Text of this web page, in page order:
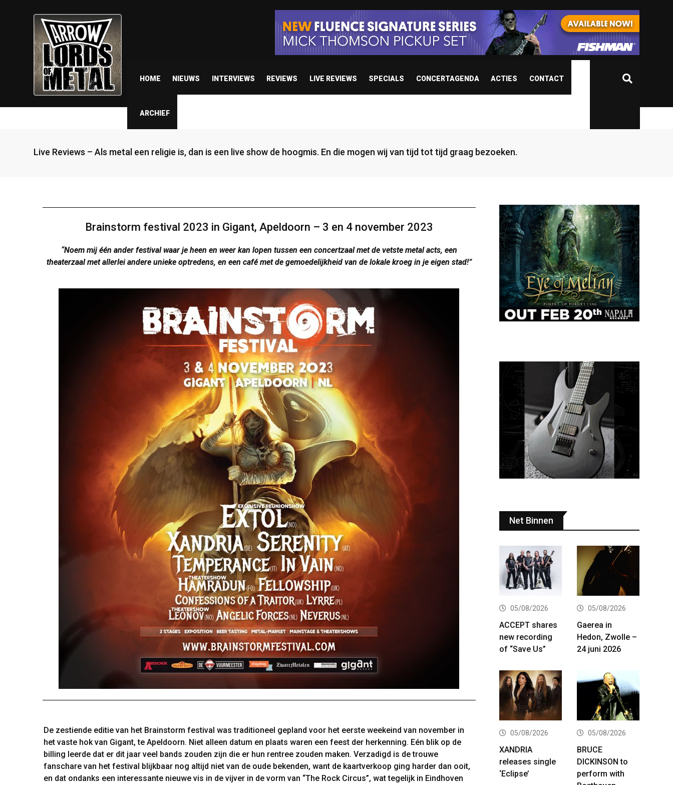
HOME NIEUWS INTERVIEWS REVIEWS LIVE REVIEWS SPECIALS CONCERTAGENDA ACTIES CONTACT
ARCHIEF
Live Reviews – Als metal een religie is, dan is een live show de hoogmis. En die mogen wij van tijd tot tijd graag bezoeken.
Brainstorm festival 2023 in Gigant, Apeldoorn – 3 en 4 november 2023
“Noem mij één ander festival waar je heen en weer kan lopen tussen een concertzaal met de vetste metal acts, een
theaterzaal met allerlei andere unieke optredens, en een café met de gemoedelijkheid van de lokale kroeg in je eigen stad!”
De zestiende editie van het Brainstorm festival was traditioneel gepland voor het eerste weekeind van november in
het vaste hok van Gigant, te Apeldoorn. Niet alleen datum en plaats waren een feest der herkenning. Eén blik op de
billing leerde dat er dit jaar veel bands zouden zijn die er hun rentree zouden maken. Verzadigd is de trouwe
fanschare van het festival blijkbaar nog altijd niet van de oude bekenden, want de kaartverkoop ging harder dan ooit,
en dat ondanks een interessante nieuwe vis in de vijver in de vorm van “The Rock Circus”, wat tegelijk in Eindhoven
Net Binnen
05/08/2026
ACCEPT shares
new recording
of “Save Us”
05/08/2026
Gaerea in
Hedon, Zwolle –
24 juni 2026
05/08/2026
XANDRIA
releases single
‘Eclipse’
05/08/2026
BRUCE
DICKINSON to
perform with